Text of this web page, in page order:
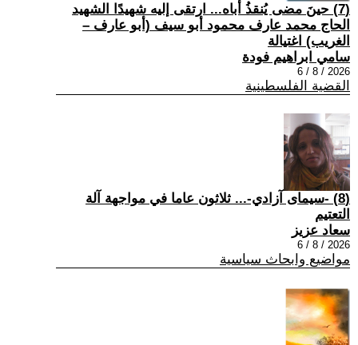
(7) حينَ مضى يُنقذُ أباه... ارتقى إليه شهيدًا الشهيد
الحاج محمد عارف محمود أبو سيف (أبو عارف –
الغريب) اغتيالة
سامي ابراهيم فودة
2026 / 8 / 6
القضية الفلسطينية
(8) -سيمای آزادي-... ثلاثون عاما في مواجهة آلة
التعتيم
سعاد عزيز
2026 / 8 / 6
مواضيع وابحاث سياسية